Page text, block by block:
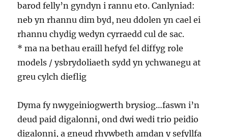
barod felly’n gyndyn i rannu eto. Canlyniad:
neb yn rhannu dim byd, neu ddolen yn cael ei
rhannu chydig wedyn cyrraedd cul de sac.
* ma na bethau eraill hefyd fel diffyg role
models / ysbrydoliaeth sydd yn ychwanegu at
greu cylch dieflig
Dyma fy nwygeiniogwerth brysiog…faswn i’n
deud paid digalonni, ond dwi wedi trio peidio
digalonni, a gneud rhywbeth amdan y sefyllfa